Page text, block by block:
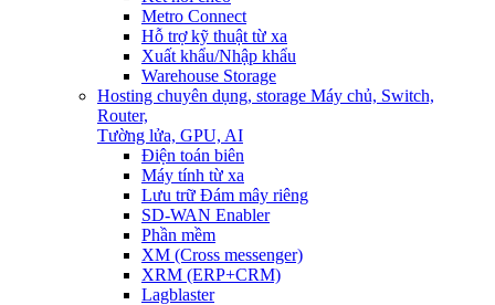
Metro Connect
Hỗ trợ kỹ thuật từ xa
Xuất khẩu/Nhập khẩu
Warehouse Storage
Hosting chuyên dụng, storage Máy chủ, Switch,
Router,
Tường lửa, GPU, AI
Điện toán biên
Máy tính từ xa
Lưu trữ Đám mây riêng
SD-WAN Enabler
Phần mềm
XM (Cross messenger)
XRM (ERP+CRM)
Lagblaster